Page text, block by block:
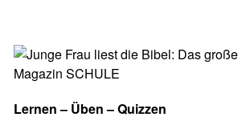
Lernen – Üben – Quizzen